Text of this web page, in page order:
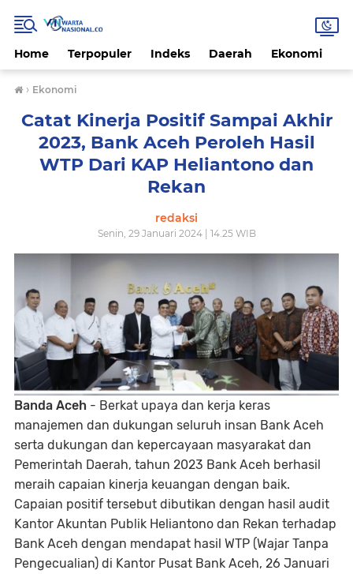
Home Terpopuler Indeks Daerah Ekonomi
› Ekonomi
Catat Kinerja Positif Sampai Akhir
2023, Bank Aceh Peroleh Hasil
WTP Dari KAP Heliantono dan
Rekan
redaksi
Senin, 29 Januari 2024 | 14.25 WIB
Banda Aceh - Berkat upaya dan kerja keras
manajemen dan dukungan seluruh insan Bank Aceh
serta dukungan dan kepercayaan masyarakat dan
Pemerintah Daerah, tahun 2023 Bank Aceh berhasil
meraih capaian kinerja keuangan dengan baik.
Capaian positif tersebut dibutikan dengan hasil audit
Kantor Akuntan Publik Heliantono dan Rekan terhadap
Bank Aceh dengan mendapat hasil WTP (Wajar Tanpa
Pengecualian) di Kantor Pusat Bank Aceh, 26 Januari